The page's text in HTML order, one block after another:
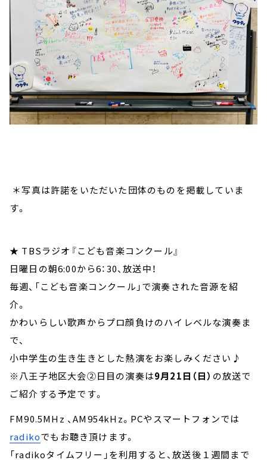
＊写真は許諾をいただいた団体のものを掲載していま
す。
★ TBSラジオ『こども音楽コンクール』
日曜日の朝6:00から6：30、放送中！
毎週、「こども音楽コンクール」で演奏された音源を紹
介。
かわいらしい歌声からプロ顔負けのハイレベルな演奏ま
で、
小中学生の生き生きとした熱演をお楽しみください♪
※八王子地区大会②日目の演奏は9月21日（日） の放送で
ご紹介する予定です。
FM90.5MHz 、AM954kHz。PCやスマートフォンでは
radikoでもお聴き頂けます。
「radikoタイムフリー」を利用すると、放送後１週間まで